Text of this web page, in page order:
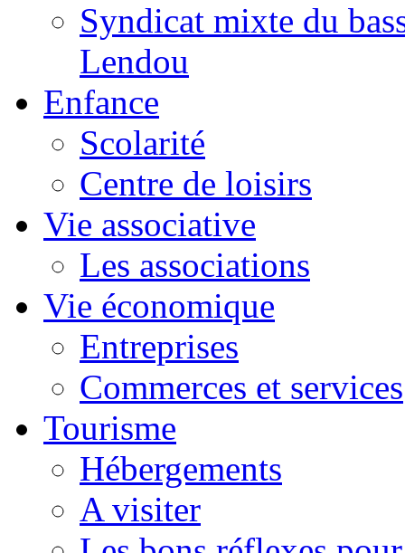
Syndicat mixte du
Lendou
Enfance
Scolarité
Centre de loisirs
Vie associative
Les associations
Vie économique
Entreprises
Commerces et services
Tourisme
Hébergements
A visiter